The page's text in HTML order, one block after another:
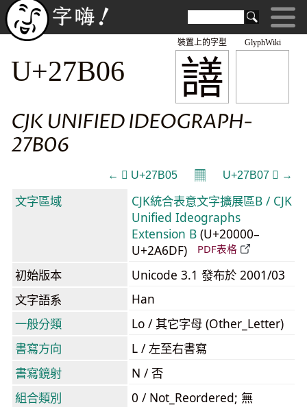
GlyphWiki
𧬆
裝置上的字型
U+27B06
CJK UNIFIED IDEOGRAPH-
27B06
← 𧬅 U+27B05 𝄜 U+27B07 𧬇 →
文字區域
CJK統合表意文字擴展區B / CJK
Unified Ideographs
Extension B (U+20000–
U+2A6DF)
PDF表格
初始版本
Unicode 3.1 發布於 2001/03
文字語系
Han
一般分類
Lo / 其它字母 (Other_Letter)
書寫方向
L / 左至右書寫
書寫鏡射
N / 否
組合類別
0 / Not_Reordered; 無